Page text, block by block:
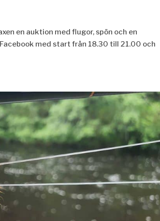
en auktion med flugor, spön och en
med start från 18.30 till 21.00 och